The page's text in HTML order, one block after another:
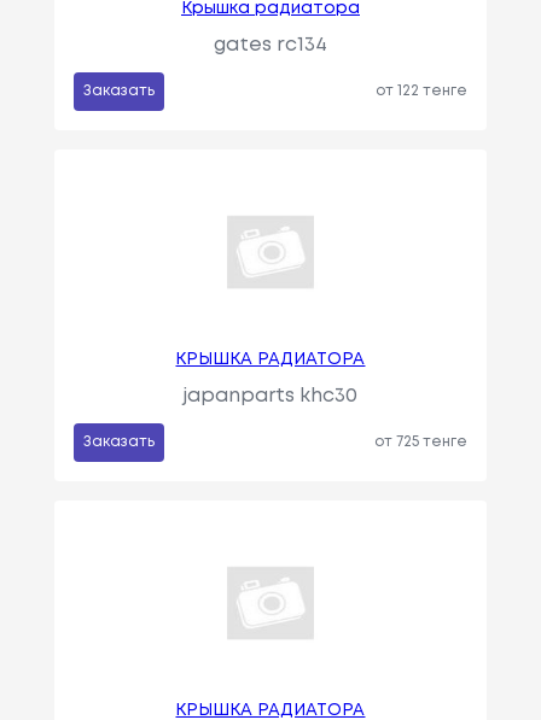
Крышка радиатора
gates rc134
Заказать от 122 тенге
КРЫШКА РАДИАТОРА
japanparts khc30
Заказать от 725 тенге
КРЫШКА РАДИАТОРА